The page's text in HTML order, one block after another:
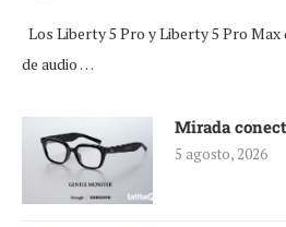
Los Liberty 5 Pro y Liberty 5 Pro Max
de audio …
Mirada
5 agosto, 2026